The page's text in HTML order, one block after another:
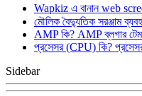
Wapkiz এ বানান web
মৌলিক বৈদ্যুতিক সরঞ্জাম
AMP কি? AMP ব্লগার
প্রসেসর (CPU) কি?
Sidebar